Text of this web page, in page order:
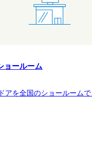
ョールーム
アを全国のショールーム